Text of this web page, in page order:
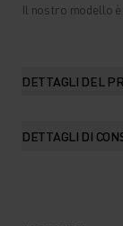
Il nostro modello è
DETTAGLI DEL
DETTAGLI DI